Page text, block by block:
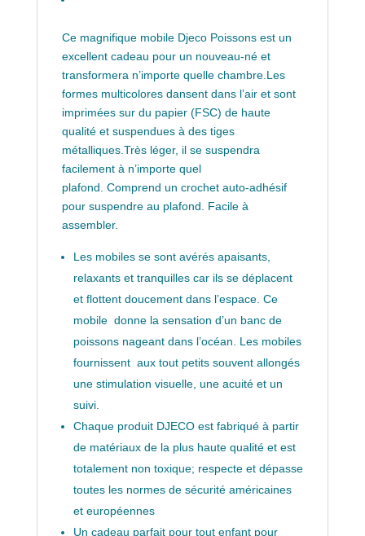
Ce magnifique mobile Djeco Poissons est un
excellent cadeau pour un nouveau-né et
transformera n’importe quelle chambre.Les
formes multicolores dansent dans l’air et sont
imprimées sur du papier (FSC) de haute
qualité et suspendues à des tiges
métalliques.Très léger, il se suspendra
facilement à n’importe quel
plafond. Comprend un crochet auto-adhésif
pour suspendre au plafond. Facile à
assembler.
Les mobiles se sont avérés apaisants,
relaxants et tranquilles car ils se déplacent
et flottent doucement dans l’espace. Ce
mobile donne la sensation d’un banc de
poissons nageant dans l’océan. Les mobiles
fournissent aux tout petits souvent allongés
une stimulation visuelle, une acuité et un
suivi.
Chaque produit DJECO est fabriqué à partir
de matériaux de la plus haute qualité et est
totalement non toxique; respecte et dépasse
toutes les normes de sécurité américaines
et européennes
Un cadeau parfait pour tout enfant pour